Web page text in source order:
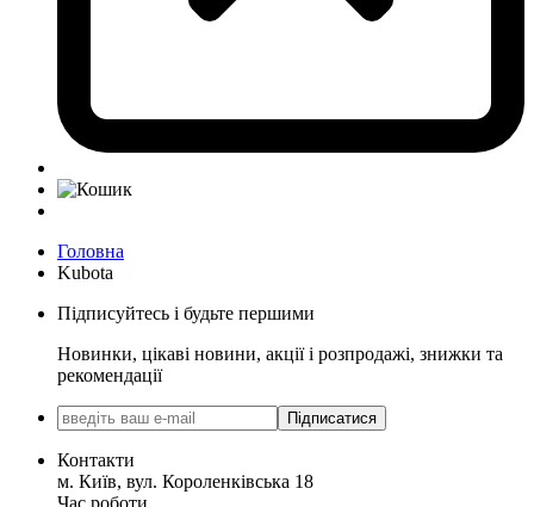
Головна
Kubota
Підписуйтесь і будьте першими
Новинки, цікаві новини, акції і розпродажі, знижки та
рекомендації
Підписатися
Контакти
м. Київ, вул. Короленківська 18
Час роботи